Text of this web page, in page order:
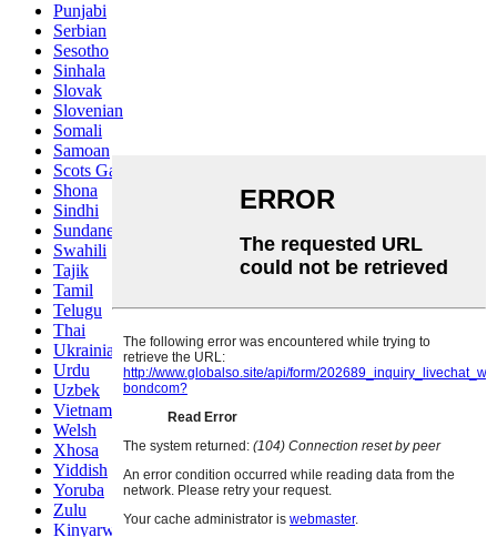
Punjabi
Serbian
Sesotho
Sinhala
Slovak
Slovenian
Somali
Samoan
Scots Gaelic
Shona
Sindhi
Sundanese
Swahili
Tajik
Tamil
Telugu
Thai
Ukrainian
Urdu
Uzbek
Vietnamese
Welsh
Xhosa
Yiddish
Yoruba
Zulu
Kinyarwanda